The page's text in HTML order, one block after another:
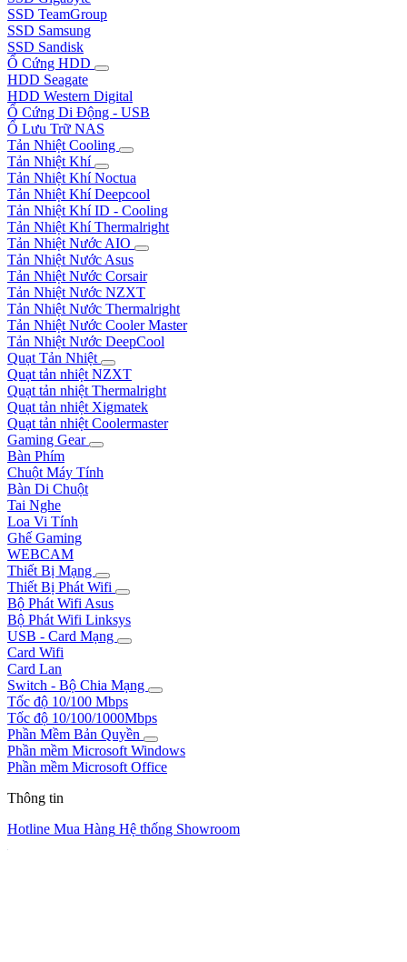
SSD TeamGroup
SSD Samsung
SSD Sandisk
Ổ Cứng HDD
HDD Seagate
HDD Western Digital
Ổ Cứng Di Động - USB
Ổ Lưu Trữ NAS
Tản Nhiệt Cooling
Tản Nhiệt Khí
Tản Nhiệt Khí Noctua
Tản Nhiệt Khí Deepcool
Tản Nhiệt Khí ID - Cooling
Tản Nhiệt Khí Thermalright
Tản Nhiệt Nước AIO
Tản Nhiệt Nước Asus
Tản Nhiệt Nước Corsair
Tản Nhiệt Nước NZXT
Tản Nhiệt Nước Thermalright
Tản Nhiệt Nước Cooler Master
Tản Nhiệt Nước DeepCool
Quạt Tản Nhiệt
Quạt tản nhiệt NZXT
Quạt tản nhiệt Thermalright
Quạt tản nhiệt Xigmatek
Quạt tản nhiệt Coolermaster
Gaming Gear
Bàn Phím
Chuột Máy Tính
Bàn Di Chuột
Tai Nghe
Loa Vi Tính
Ghế Gaming
WEBCAM
Thiết Bị Mạng
Thiết Bị Phát Wifi
Bộ Phát Wifi Asus
Bộ Phát Wifi Linksys
USB - Card Mạng
Card Wifi
Card Lan
Switch - Bộ Chia Mạng
Tốc độ 10/100 Mbps
Tốc độ 10/100/1000Mbps
Phần Mềm Bản Quyền
Phần mềm Microsoft Windows
Phần mềm Microsoft Office
Thông tin
Hotline Mua Hàng Hệ thống Showroom